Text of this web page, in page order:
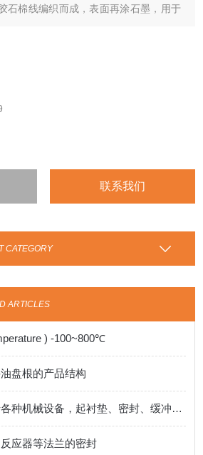
石棉线编织而成，表面再涂石墨，用于
棉橡胶高压盘根。
联系我们
CATEGORY
ARTICLES
) -100~800℃
盘根的产品结构
橡胶垫可广泛用于各种机械设备，起衬垫、密封、缓冲等作用
应器等法兰的密封